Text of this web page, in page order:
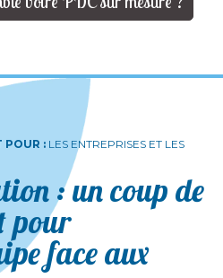
POUR : LES ENTREPRISES ET LES
: un coup de
pour
face aux